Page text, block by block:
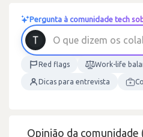
Pergunta à comunidade tech
O que d izem os cola
Red flags Work-life
Dicas para entrevista
Opinião da comunidade